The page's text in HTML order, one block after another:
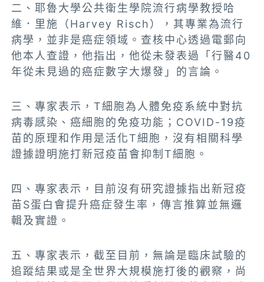
二、耶魯大學公共衛生學院流行病學教授哈
維．里施（Harvey Risch），其專業為流行
病學，並非是癌症領域。查核中心透過電郵向
他本人查證，他指出，他從未發表過「行醫40
年從未見過的癌症數字大爆發」的言論。
三、專家表示，T細胞為人體免疫系統中對抗
病毒感染、癌細胞的免疫功能；COVID-19疫
苗的原理和作用是活化T細胞，沒有相關科學
證據證明施打新冠疫苗會抑制T細胞。
四、專家表示，目前沒有研究證據指出新冠疫
苗S蛋白會提升癌症發生率，傳言推算並無邏
輯及實證。
五、專家表示，截至目前，無論是臨床試驗的
追蹤結果或是全世界大規模施打後的觀察，尚